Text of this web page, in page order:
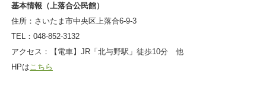
基本情報（上落合公民館）
住所：さいたま市中央区上落合6-9-3
TEL：048-852-3132
アクセス：【電車】JR「北与野駅」徒歩10分 他
HPはこちら